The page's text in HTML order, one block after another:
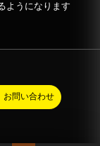
ようになります
お問い合わせ